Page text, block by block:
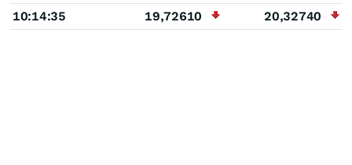
10:14:35 19,72610 20,32740